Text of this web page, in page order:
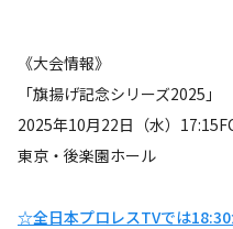
《大会情報》
「旗揚げ記念シリーズ2025」
2025年10月22日（水）
東京・後楽園ホール
☆全日本プロレスTVでは18:30